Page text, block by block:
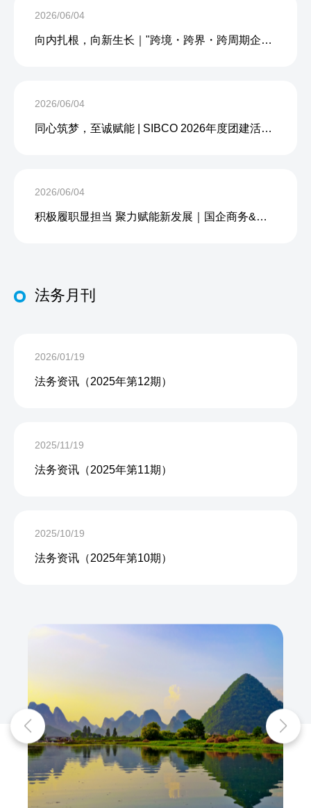
2026/06/04
向内扎根，向新生长｜"跨境・跨界・跨周期企业内生力沙龙"成功举办
2026/06/04
同心筑梦，至诚赋能 | SIBCO 2026年度团建活动圆满收官
2026/06/04
积极履职显担当 聚力赋能新发展｜国企商务&中企人力出席上海现代服务业联合会第五届会员大会第三次会议暨2026服务业高质量发展大会
法务月刊
2026/01/19
法务资讯（2025年第12期）
2025/11/19
法务资讯（2025年第11期）
2025/10/19
法务资讯（2025年第10期）